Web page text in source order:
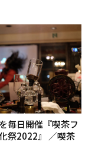
毎日開催『喫茶フ
祭2022』 ／喫茶